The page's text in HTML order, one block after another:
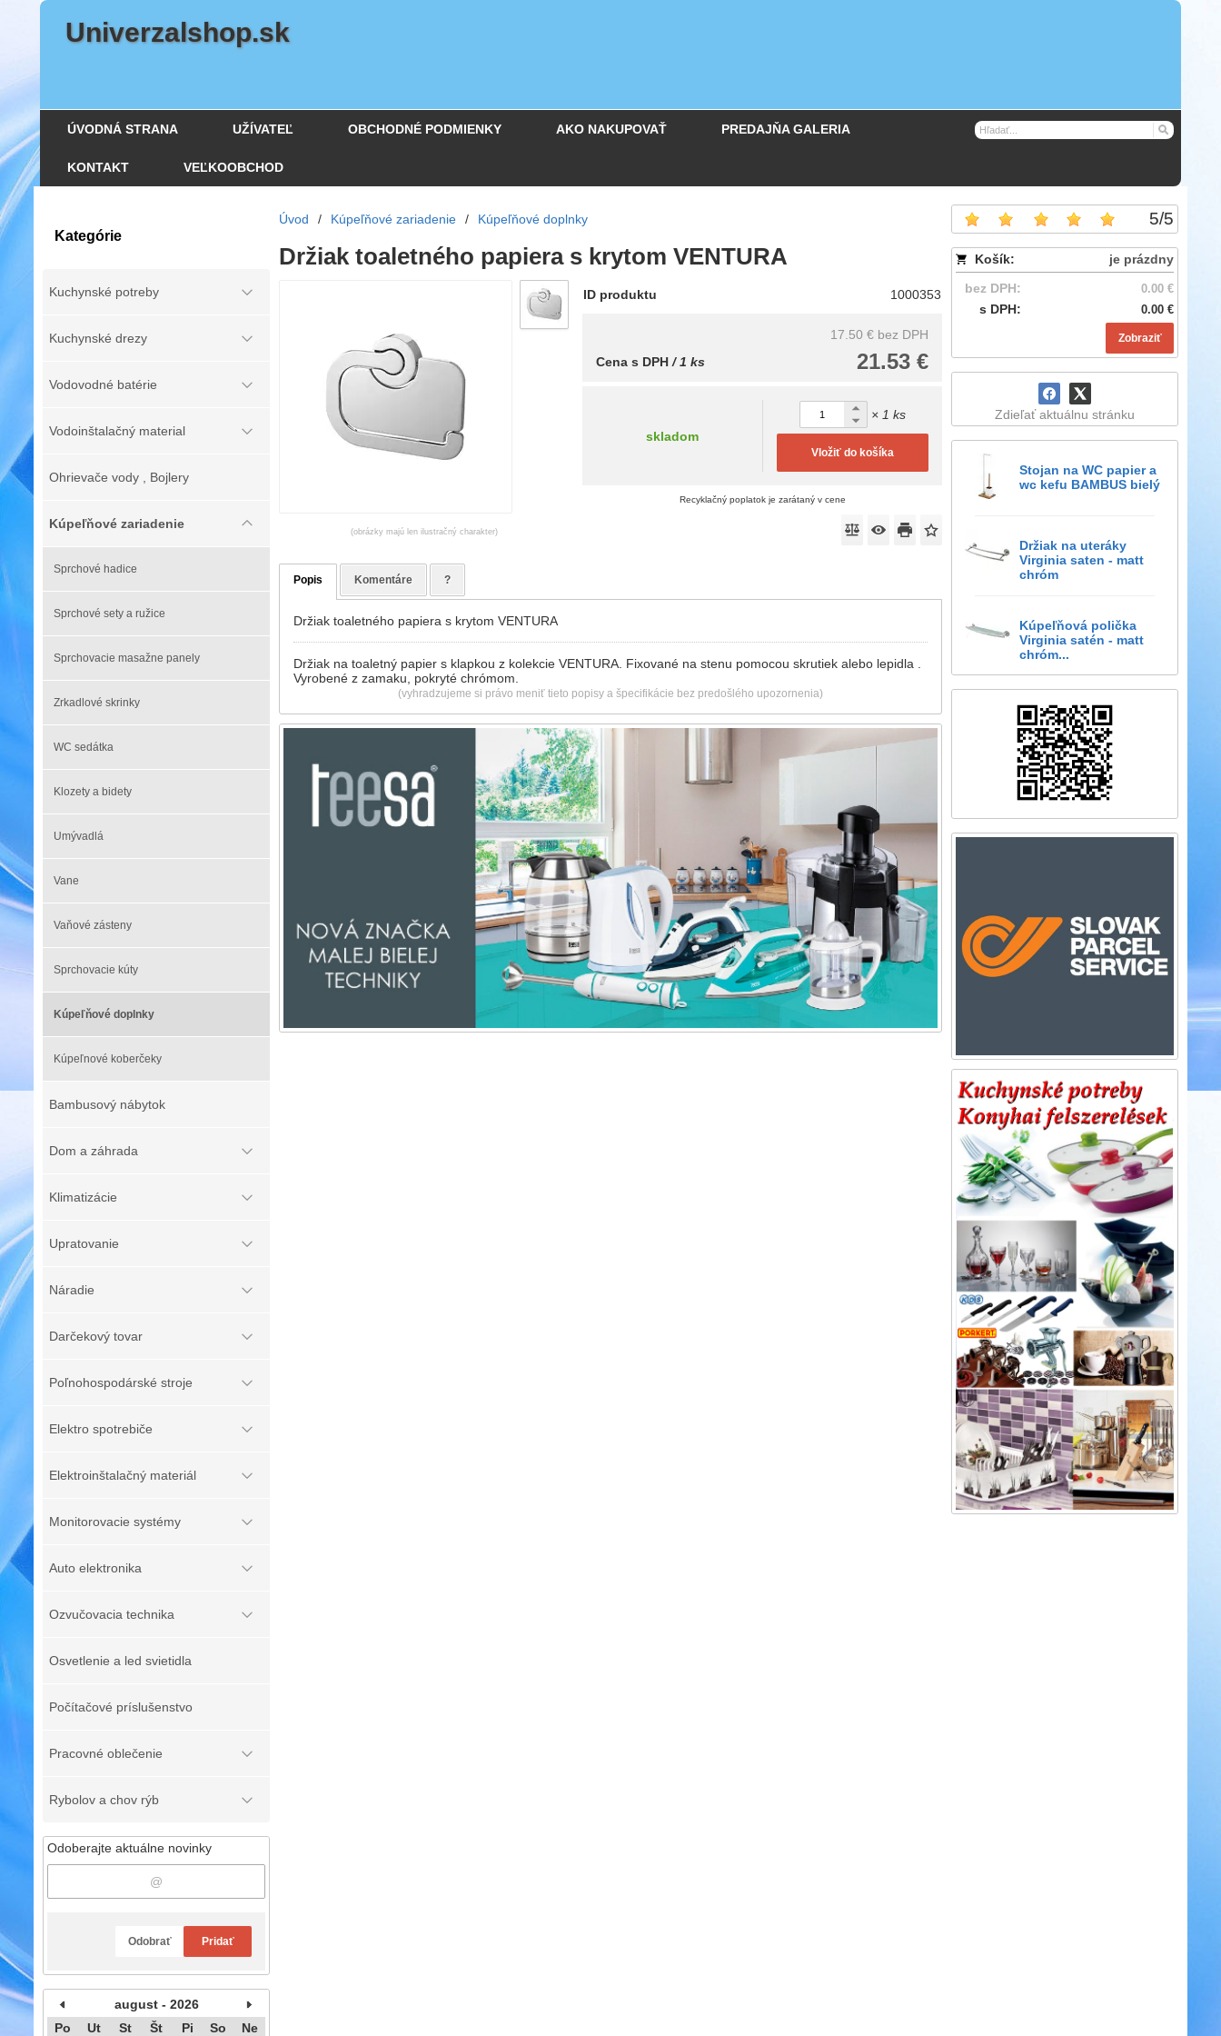
Univerzalshop.sk
ÚVODNÁ STRANA UŽÍVATEĽ OBCHODNÉ PODMIENKY AKO NAKUPOVAŤ PREDAJŇA GALERIA
KONTAKT VEĽKOOBCHOD
Kategórie
Kuchynské potreby
Kuchynské drezy
Vodovodné batérie
Vodoinštalačný material
Ohrievače vody , Bojlery
Kúpeľňové zariadenie
Sprchové hadice
Sprchové sety a ružice
Sprchovacie masažne panely
Zrkadlové skrinky
WC sedátka
Klozety a bidety
Umývadlá
Vane
Vaňové zásteny
Sprchovacie kúty
Kúpeľňové doplnky
Kúpeľnové koberčeky
Bambusový nábytok
Dom a záhrada
Klimatizácie
Upratovanie
Náradie
Darčekový tovar
Poľnohospodárské stroje
Elektro spotrebiče
Elektroinštalačný materiál
Monitorovacie systémy
Auto elektronika
Ozvučovacia technika
Osvetlenie a led svietidla
Počítačové príslušenstvo
Pracovné oblečenie
Rybolov a chov rýb
Odoberajte aktuálne novinky
Odobrať Pridať
august - 2026
Po
Ut St Št Pi So Ne
5/5
Košík:
je prázdny
bez DPH:
0.00 €
s DPH: 0.00 €
Zobraziť
Zdieľať aktuálnu stránku
Stojan na WC papier a
wc kefu BAMBUS bielý
Držiak na uteráky
Virginia saten - matt
chróm
Kúpeľňová polička
Virginia satén - matt
chróm...
Úvod / Kúpeľňové zariadenie / Kúpeľňové doplnky
Držiak toaletného papiera s krytom VENTURA
(obrázky majú len ilustračný charakter)
ID produktu 1000353
17.50 € bez DPH
21.53 €
Cena s DPH / 1 ks
skladom
× 1 ks
Vložiť do košíka
Recyklačný poplatok je zarátaný v cene
Popis Komentáre ?
Držiak toaletného papiera s krytom VENTURA
Držiak na toaletný papier s klapkou z kolekcie VENTURA. Fixované na stenu pomocou skrutiek alebo lepidla .
Vyrobené z zamaku, pokryté chrómom.
(vyhradzujeme si právo meniť tieto popisy a špecifikácie bez predošlého upozornenia)